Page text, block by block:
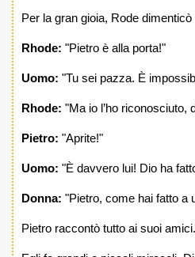
Per la gran gioia, Rode
Rhode: "Pietro è alla porta!"
Uomo: "Tu sei pazza. È
Rhode: "Ma io l’ho riconosciuto,
Pietro: "Aprite!"
Uomo: "È davvero lui! Dio ha
Donna: "Pietro, come hai fatto a
Pietro raccontò tutto ai suoi